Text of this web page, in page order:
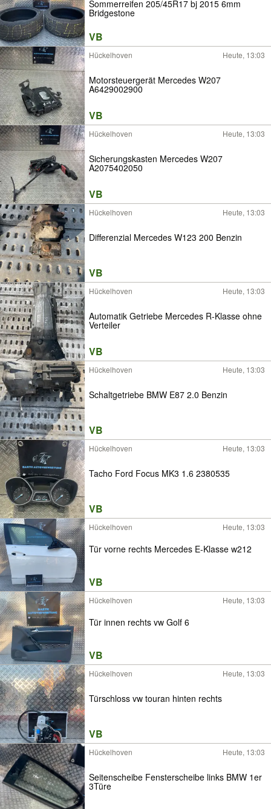
Sommerreifen 205/45R17 bj 2015 6mm
Bridgestone
VB
Hückelhoven Heute, 13:03
Motorsteuergerät Mercedes W207
A6429002900
VB
Hückelhoven Heute, 13:03
Sicherungskasten Mercedes W207
A2075402050
VB
Hückelhoven Heute, 13:03
Differenzial Mercedes W123 200 Benzin
VB
Hückelhoven Heute, 13:03
Automatik Getriebe Mercedes R-Klasse ohne
Verteiler
VB
Hückelhoven Heute, 13:03
Schaltgetriebe BMW E87 2.0 Benzin
VB
Hückelhoven Heute, 13:03
Tacho Ford Focus MK3 1.6 2380535
VB
Hückelhoven Heute, 13:03
Tür vorne rechts Mercedes E-Klasse w212
VB
Hückelhoven Heute, 13:03
Tür innen rechts vw Golf 6
VB
Hückelhoven Heute, 13:03
Türschloss vw touran hinten rechts
VB
Hückelhoven Heute, 13:03
Seitenscheibe Fensterscheibe links BMW 1er
3Türe